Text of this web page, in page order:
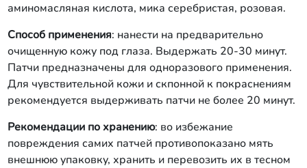
аминомасляная кислота, мика серебристая, розовая.
Способ применения: нанести на предварительно
очищенную кожу под глаза. Выдержать 20-30 минут.
Патчи предназначены для одноразового применения.
Для чувствительной кожи и скпонной к покраснениям
рекомендуется выдерживать патчи не более 20 минут.
Рекомендации по хранению: во избежание
повреждения самих патчей противопоказано мять
внешнюю упаковку, хранить и перевозить их в тесном